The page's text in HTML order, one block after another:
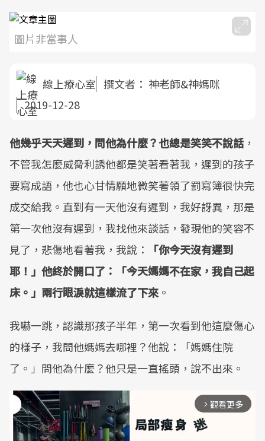
圖片非當事人
線上療心室 撰文者： 神老師&神媽咪
2019-12-28
他幾乎天天遲到，問他為什麼？也總是笑笑不說話 ，
不管我怎麼威脅利誘他都是笑著看著我，遲到的孩子
要寫成語，他也心甘情願地微笑著領了罰寫簿很快完
成交給我。直到有一天他沒有遲到，我好訝異，那是
第一次他沒有遲到，我找他來談話，發現他的笑容不
見了，悲傷地看著我，我說：
「你今天沒有遲到
耶！」他終於開口了：「今天媽媽不在家，我自己起
床。」兩行眼淚就這樣流了下來 。
我嚇一跳，認識那孩子半年，第一次看到他這麼傷心
的樣子，我問他媽媽去哪裡？他說：「媽媽住院
了。」問他為什麼？他只是一直搖頭，說不出來。
arrow_forward_ios 觀看更多